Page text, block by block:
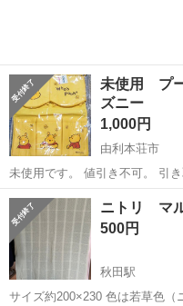
未使用 プ
ズニー
1,000円
由利本荘市
未使用です。 値引き不可。 引き取り、代引き発送（宅配のみ）のどち
らかでお願いいたします。
秋田 由利本荘市 ファ
ニトリ マ
500円
秋田駅
サイズ約200×230 色は若草色（